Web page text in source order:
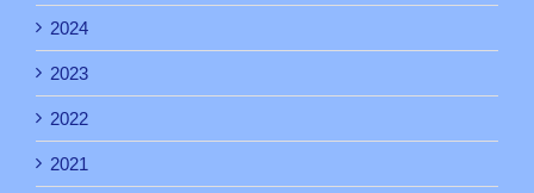
2024
2023
2022
2021